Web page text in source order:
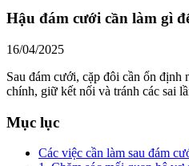
Hậu đám cưới cần làm gì
16/04/2025
Sau đám cưới, cặp đôi cần ổn định
chính, giữ kết nối và tránh các sai
Mục lục
Các việc cần làm sau đám